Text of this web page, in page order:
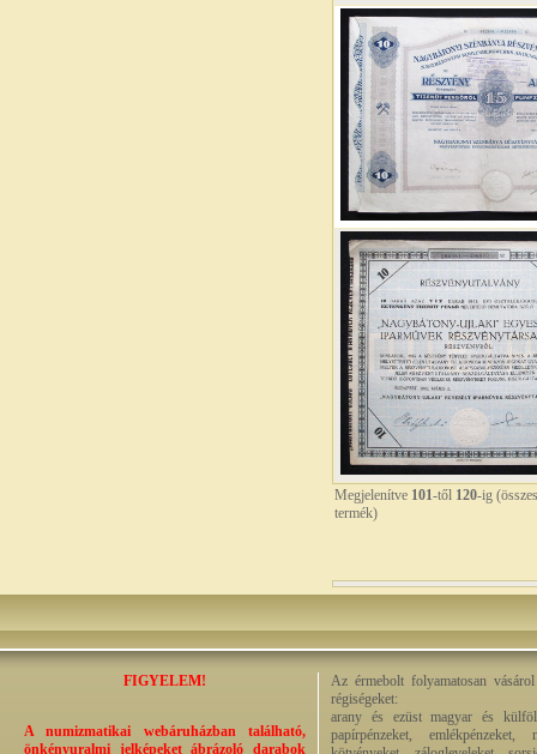
Megjelenítve 101-től 120-ig
termék)
FIGYELEM!
A numizmatikai webáruházban található,
önkényuralmi jelképeket ábrázoló darabok
Az érmebolt folyamatosan
régiségeket:
arany és ezüst magyar és
papírpénzeket,